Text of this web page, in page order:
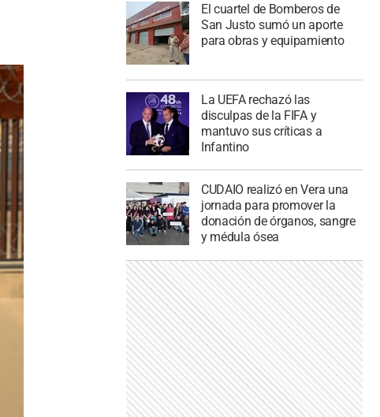
El cuartel de Bomberos de
San Justo sumó un aporte
para obras y equipamiento
La UEFA rechazó las
disculpas de la FIFA y
mantuvo sus críticas a
Infantino
CUDAIO realizó en Vera una
jornada para promover la
donación de órganos, sangre
y médula ósea